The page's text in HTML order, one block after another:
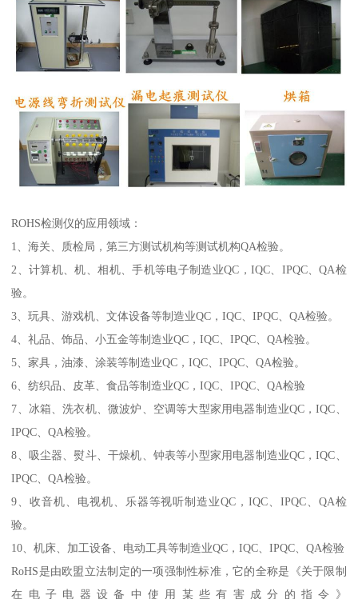
ROHS检测仪的应用领域：
1、海关、质检局，第三方测试机构等测试机构QA检验。
2、计算机、机、相机、手机等电子制造业QC，IQC、IPQC、QA检
验。
3、玩具、游戏机、文体设备等制造业QC，IQC、IPQC、QA检验。
4、礼品、饰品、小五金等制造业QC，IQC、IPQC、QA检验。
5、家具，油漆、涂装等制造业QC，IQC、IPQC、QA检验。
6、纺织品、皮革、食品等制造业QC，IQC、IPQC、QA检验
7、冰箱、洗衣机、微波炉、空调等大型家用电器制造业QC，IQC、
IPQC、QA检验。
8、吸尘器、熨斗、干燥机、钟表等小型家用电器制造业QC，IQC、
IPQC、QA检验。
9、收音机、电视机、乐器等视听制造业QC，IQC、IPQC、QA检
验。
10、机床、加工设备、电动工具等制造业QC，IQC、IPQC、QA检验
RoHS是由欧盟立法制定的一项强制性标准，它的全称是《关于限制
在电子电器设备中使用某些有害成分的指令》